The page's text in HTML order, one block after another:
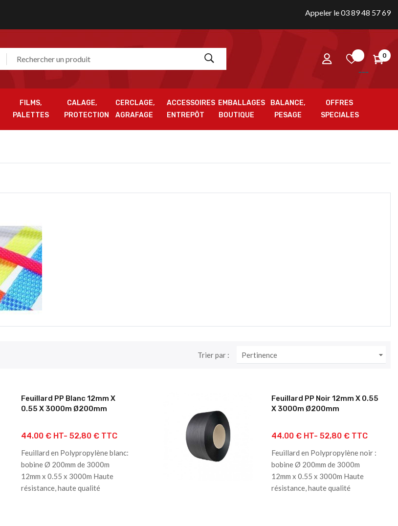
Appeler le 03 89 48 57 69
0
FILMS,
PALETTES
CALAGE,
PROTECTION
CERCLAGE,
AGRAFAGE
ACCESSOIRES
ENTREPÔT
EMBALLAGES
BOUTIQUE
BALANCE,
PESAGE
OFFRES
SPECIALES
Trier par : Pertinence 
Feuillard PP Blanc 12mm X
0.55 X 3000m Ø200mm
44.00 € HT- 52,80 € TTC
Feuillard en Polypropylène blanc:
bobine Ø 200mm de 3000m
12mm x 0.55 x 3000m Haute
résistance, haute qualité
Feuillard PP Noir 12mm X 0.55
X 3000m Ø200mm
44.00 € HT- 52,80 € TTC
Feuillard en Polypropylène noir :
bobine Ø 200mm de 3000m
12mm x 0.55 x 3000m Haute
résistance, haute qualité